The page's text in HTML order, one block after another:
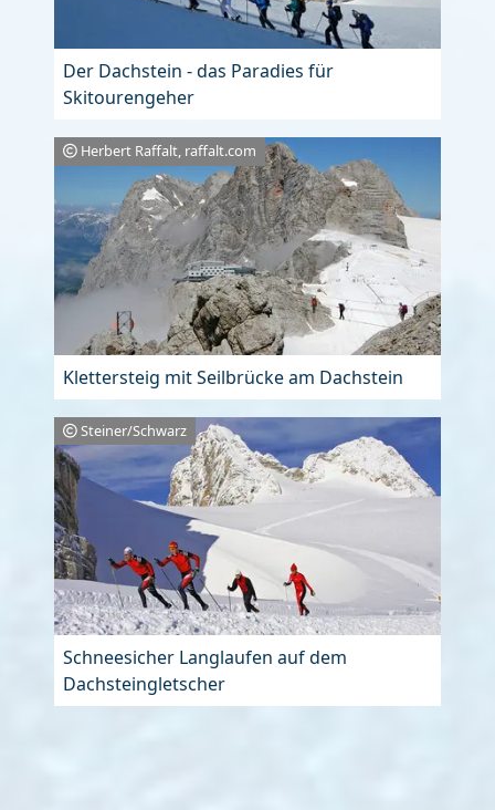
Der Dachstein - das Paradies für
Skitourengeher
Herbert Raffalt, raffalt.com
Klettersteig mit Seilbrücke am Dachstein
Steiner/Schwarz
Schneesicher Langlaufen auf dem
Dachsteingletscher